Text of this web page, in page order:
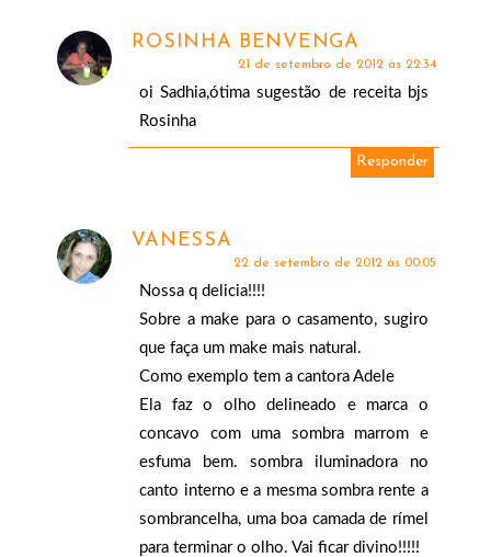
ROSINHA BENVENGA
21 de setembro de 2012 às 22:34
oi Sadhia,ótima sugestão de receita bjs
Rosinha
Responder
VANESSA
22 de setembro de 2012 às 00:05
Nossa q delicia!!!!
Sobre a make para o casamento, sugiro
que faça um make mais natural.
Como exemplo tem a cantora Adele
Ela faz o olho delineado e marca o
concavo com uma sombra marrom e
esfuma bem. sombra iluminadora no
canto interno e a mesma sombra rente a
sombrancelha, uma boa camada de rímel
para terminar o olho. Vai ficar divino!!!!!